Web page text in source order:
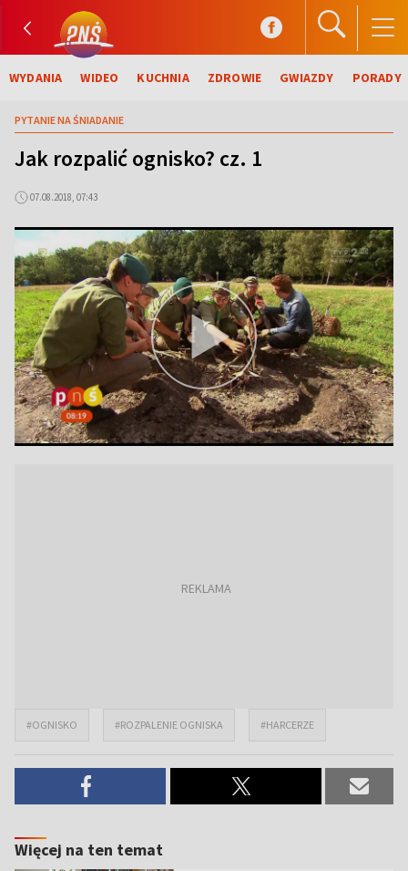
WYDANIA WIDEO KUCHNIA ZDROWIE GWIAZDY PORADY
PYTANIE NA ŚNIADANIE
Jak rozpalić ognisko? cz. 1
07.08.2018, 07:43
#OGNISKO #ROZPALENIE OGNISKA #HARCERZE
Więcej na ten temat